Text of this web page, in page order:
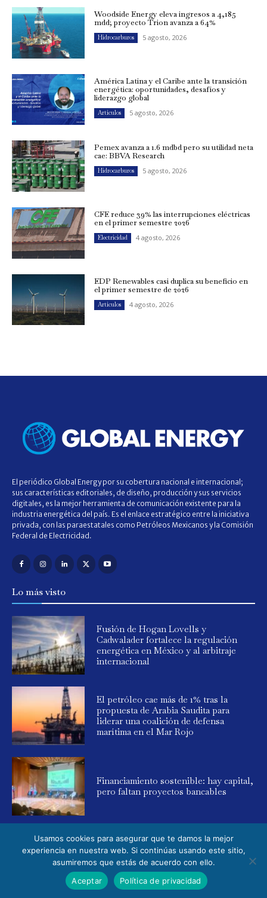
Woodside Energy eleva ingresos a 4,185
mdd; proyecto Trion avanza a 64%
Hidrocarburos 5 agosto, 2026
América Latina y el Caribe ante la transición
energética: oportunidades, desafíos y
liderazgo global
Artículos 5 agosto, 2026
Pemex avanza a 1.6 mdbd pero su utilidad neta
cae: BBVA Research
Hidrocarburos 5 agosto, 2026
CFE reduce 39% las interrupciones eléctricas
en el primer semestre 2026
Electricidad 4 agosto, 2026
EDP Renewables casi duplica su beneficio en
el primer semestre de 2026
Artículos 4 agosto, 2026
El periódico Global Energy por su cobertura nacional e internacional;
sus características editoriales, de diseño, producción y sus servicios
digitales, es la mejor herramienta de comunicación existente para la
industria energética del país. Es el enlace estratégico entre la iniciativa
privada, con las paraestatales como Petróleos Mexicanos y la Comisión
Federal de Electricidad.
Lo más visto
Fusión de Hogan Lovells y
Cadwalader fortalece la regulación
energética en México y al arbitraje
internacional
El petróleo cae más de 1% tras la
propuesta de Arabia Saudita para
liderar una coalición de defensa
marítima en el Mar Rojo
Financiamiento sostenible: hay capital,
pero faltan proyectos bancables
© 2025 Global Energy. Todos los derechos reservados. Powered by
Elemental Media
Usamos cookies para asegurar que te damos la mejor
experiencia en nuestra web. Si continúas usando este sitio,
asumiremos que estás de acuerdo con ello.
Aceptar
Política de privacidad